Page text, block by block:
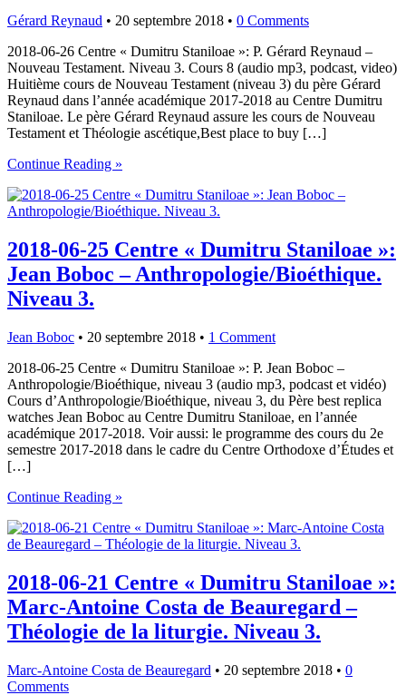
Gérard Reynaud • 20 septembre 2018 • 0 Comments
2018-06-26 Centre « Dumitru Staniloae »: P. Gérard Reynaud –
Nouveau Testament. Niveau 3. Cours 8 (audio mp3, podcast, video)
Huitième cours de Nouveau Testament (niveau 3) du père Gérard
Reynaud dans l’année académique 2017-2018 au Centre Dumitru
Staniloae. Le père Gérard Reynaud assure les cours de Nouveau
Testament et Théologie ascétique,Best place to buy […]
Continue Reading »
2018-06-25 Centre « Dumitru Staniloae »:
Jean Boboc – Anthropologie/Bioéthique.
Niveau 3.
Jean Boboc • 20 septembre 2018 • 1 Comment
2018-06-25 Centre « Dumitru Staniloae »: P. Jean Boboc –
Anthropologie/Bioéthique, niveau 3 (audio mp3, podcast et vidéo)
Cours d’Anthropologie/Bioéthique, niveau 3, du Père best replica
watches Jean Boboc au Centre Dumitru Staniloae, en l’année
académique 2017-2018. Voir aussi: le programme des cours du 2e
semestre 2017-2018 dans le cadre du Centre Orthodoxe d’Études et
[…]
Continue Reading »
2018-06-21 Centre « Dumitru Staniloae »:
Marc-Antoine Costa de Beauregard –
Théologie de la liturgie. Niveau 3.
Marc-Antoine Costa de Beauregard • 20 septembre 2018 • 0
Comments